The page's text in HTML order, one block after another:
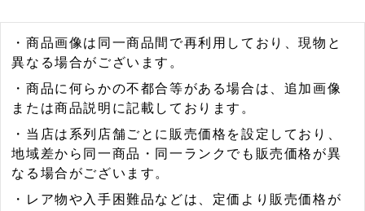
・商品画像は同一商品間で再利用しており、現物と
異なる場合がございます。
・商品に何らかの不都合等がある場合は、追加画像
または商品説明に記載しております。
・当店は系列店舗ごとに販売価格を設定しており、
地域差から同一商品・同一ランクでも販売価格が異
なる場合がございます。
・レア物や入手困難品などは、定価より販売価格が